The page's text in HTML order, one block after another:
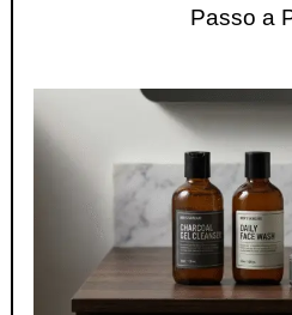
Passo a